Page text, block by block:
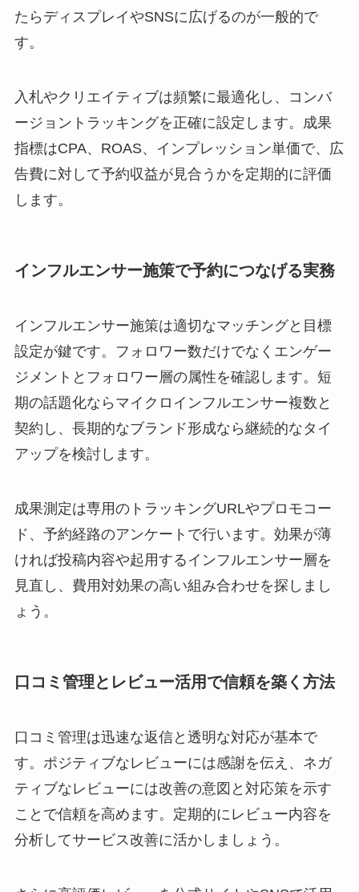
たらディスプレイやSNSに広げるのが一般的で
す。
入札やクリエイティブは頻繁に最適化し、コンバ
ージョントラッキングを正確に設定します。成果
指標はCPA、ROAS、インプレッション単価で、広
告費に対して予約収益が見合うかを定期的に評価
します。
インフルエンサー施策で予約につなげる実務
インフルエンサー施策は適切なマッチングと目標
設定が鍵です。フォロワー数だけでなくエンゲー
ジメントとフォロワー層の属性を確認します。短
期の話題化ならマイクロインフルエンサー複数と
契約し、長期的なブランド形成なら継続的なタイ
アップを検討します。
成果測定は専用のトラッキングURLやプロモコー
ド、予約経路のアンケートで行います。効果が薄
ければ投稿内容や起用するインフルエンサー層を
見直し、費用対効果の高い組み合わせを探しまし
ょう。
口コミ管理とレビュー活用で信頼を築く方法
口コミ管理は迅速な返信と透明な対応が基本で
す。ポジティブなレビューには感謝を伝え、ネガ
ティブなレビューには改善の意図と対応策を示す
ことで信頼を高めます。定期的にレビュー内容を
分析してサービス改善に活かしましょう。